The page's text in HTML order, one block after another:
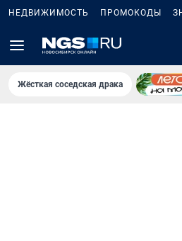
НЕДВИЖИМОСТЬ ПРОМОКОДЫ
Жёсткая соседская драка